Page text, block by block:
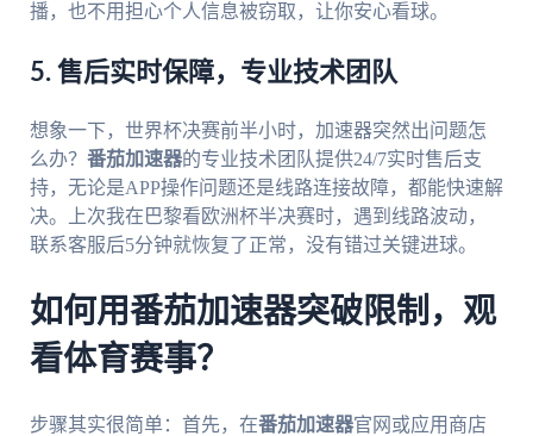
播，也不用担心个人信息被窃取，让你安心看球。
5. 售后实时保障，专业技术团队
想象一下，世界杯决赛前半小时，加速器突然出问题怎
么办？ 番茄加速器的专业技术团队提供24/7实时售后支
持，无论是APP操作问题还是线路连接故障，都能快速解
决。上次我在巴黎看欧洲杯半决赛时，遇到线路波动，
联系客服后5分钟就恢复了正常，没有错过关键进球。
如何用番茄加速器突破限制，观
看体育赛事？
步骤其实很简单：首先，在番茄加速器官网或应用商店